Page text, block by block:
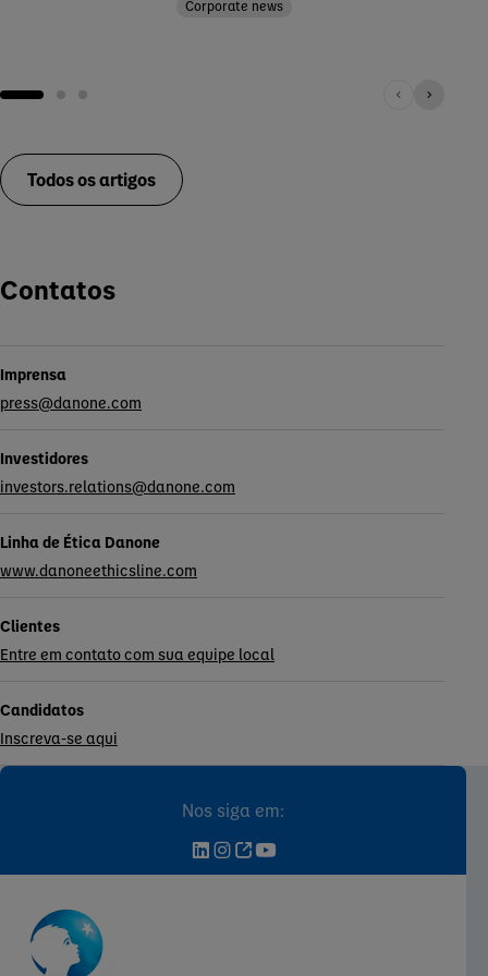
Corporate news
Todos os artigos
Contatos
Imprensa
press@danone.com
Investidores
investors.relations@danone.com
Linha de Ética Danone
www.danoneethicsline.com
Clientes
Entre em contato com sua equipe local
Candidatos
Inscreva-se aqui
Nos siga em: